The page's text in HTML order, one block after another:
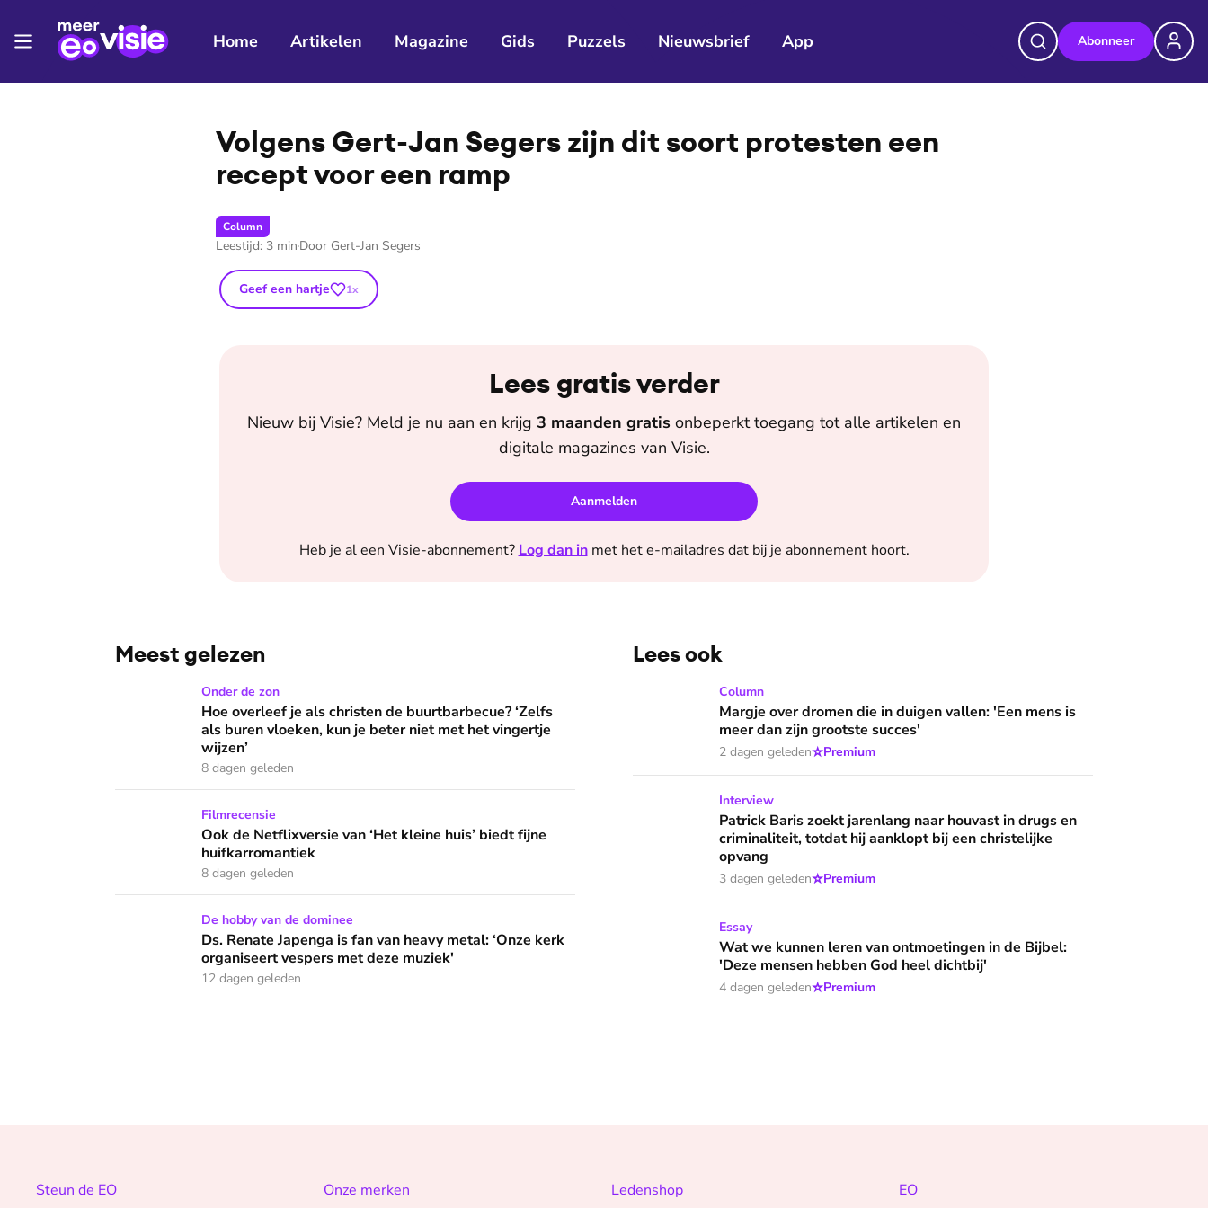
Home Artikelen Magazine Gids Puzzels Nieuwsbrief App Abonneer
©EO
Volgens Gert-Jan Segers zijn dit soort protesten een
recept voor een ramp
Column
Leestijd: 3 min Door Gert-Jan Segers
Geef een hartje 1x
Lees gratis verder
Nieuw bij Visie? Meld je nu aan en krijg 3 maanden gratis onbeperkt toegang tot alle artikelen en
digitale magazines van Visie.
Aanmelden
Heb je al een Visie-abonnement? Log dan in met het e-mailadres dat bij je abonnement hoort.
Meest gelezen
Hoe overleef je als christen de buurtbarbecue? ‘Zelfs als buren vloeken, kun je beter niet met het vingertje wijzen’
Onder de zon
Hoe overleef je als christen de buurtbarbecue? ‘Zelfs
als buren vloeken, kun je beter niet met het vingertje
wijzen’
8 dagen geleden
Ook de Netflixversie van ‘Het kleine huis’ biedt fijne huifkarromantiek
Filmrecensie
Ook de Netflixversie van ‘Het kleine huis’ biedt fijne
huifkarromantiek
8 dagen geleden
Ds. Renate Japenga is fan van heavy metal: ‘Onze kerk organiseert vespers met deze muziek'
De hobby van de dominee
Ds. Renate Japenga is fan van heavy metal: ‘Onze kerk
organiseert vespers met deze muziek'
12 dagen geleden
Lees ook
Margje over dromen die in duigen vallen: 'Een mens is meer dan zijn grootste succes'
Column
Margje over dromen die in duigen vallen: 'Een mens is
meer dan zijn grootste succes'
2 dagen geleden⭐Premium
Patrick Baris zoekt jarenlang naar houvast in drugs en criminaliteit, totdat hij aanklopt
Interview
Patrick Baris zoekt jarenlang naar houvast in drugs en
criminaliteit, totdat hij aanklopt bij een christelijke
opvang
3 dagen geleden⭐Premium
Wat we kunnen leren van ontmoetingen in de Bijbel: 'Deze mensen hebben God heel
Essay
Wat we kunnen leren van ontmoetingen in de Bijbel:
'Deze mensen hebben God heel dichtbij'
4 dagen geleden⭐Premium
Steun de EO Onze merken Ledenshop EO